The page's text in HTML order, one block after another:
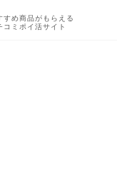
すめ商品がもらえる
コミポイ活サイト